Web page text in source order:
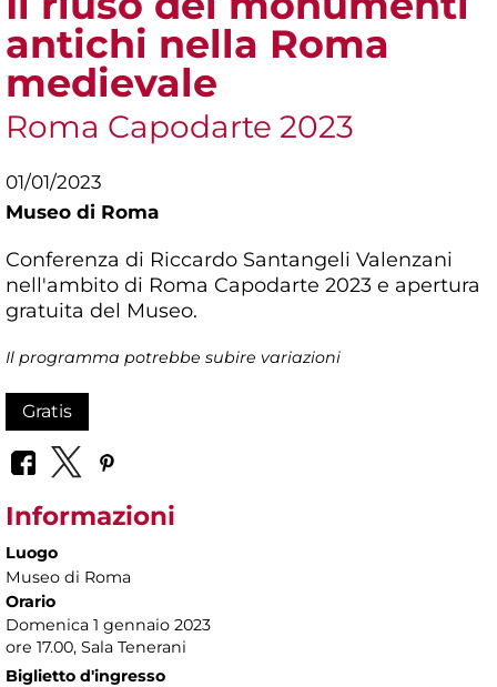
antichi nella Roma
medievale
Roma Capodarte 2023
01/01/2023
Museo di Roma
Conferenza di Riccardo Santangeli Valenzani
nell'ambito di Roma Capodarte 2023 e apertura
gratuita del Museo.
Il programma potrebbe subire variazioni
Gratis
Informazioni
Luogo
Museo di Roma
Orario
Domenica 1 gennaio 2023
ore 17.00, Sala Tenerani
Biglietto d'ingresso